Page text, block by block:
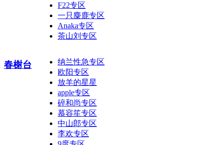
F22专区
一只麋鹿专区
Anaka专区
茶山刘专区
春榭台
纳兰性急专区
欧阳专区
放羊的星星
apple专区
碎和尚专区
慕容笙专区
中山郎专区
李欢专区